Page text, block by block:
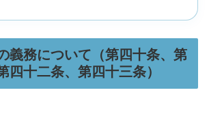
義務について（第四十条、第
四十二条、第四十三条）